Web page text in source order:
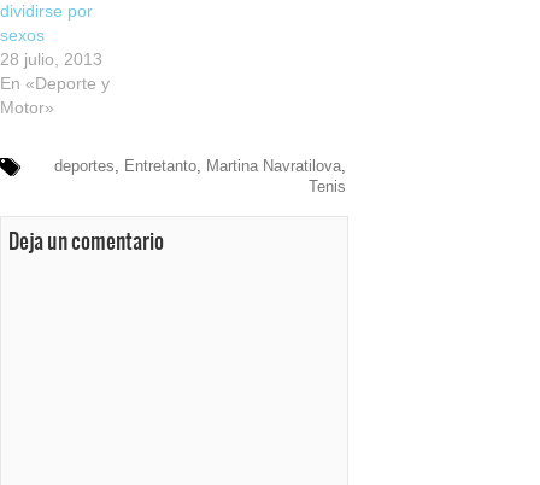
dividirse por
sexos
28 julio, 2013
En «Deporte y
Motor»
deportes, Entretanto, Martina Navratilova,
Tenis
Deja un comentario